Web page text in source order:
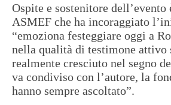
Ospite e sostenitore dell’evento
ASMEF che ha incoraggiato
“emoziona festeggiare oggi a
nella qualità di testimone
realmente cresciuto nel segno
va condiviso con l’autore, la
hanno sempre ascoltato”.